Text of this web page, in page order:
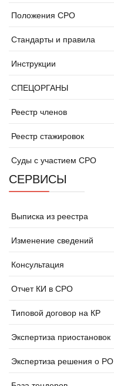
Положения СРО
Стандарты и правила
Инструкции
СПЕЦОРГАНЫ
Реестр членов
Реестр стажировок
Суды с участием СРО
СЕРВИСЫ
Выписка из реестра
Изменение сведений
Консультация
Отчет КИ в СРО
Типовой договор на КР
Экспертиза приостановок
Экспертиза решения о РО